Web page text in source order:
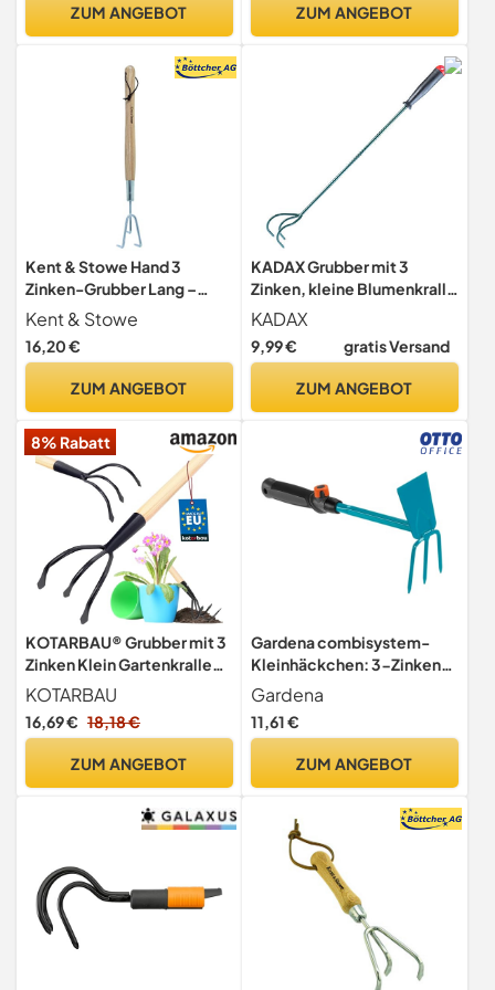
ZUM ANGEBOT
Ergonomischer Griff |
ZUM ANGEBOT
Kent & Stowe Hand 3
Zinken-Grubber Lang –
Garten-Grubber aus
Edelstahl, zum Aufbrechen
von Böden, mit Stiel aus
Kent & Stowe
16,20 €
ZUM ANGEBOT
KADAX Grubber mit 3
Zinken, kleine Blumenkralle
mit Stiel, Gartenzubehör
aus Metall, Gartenhacke
zum Lockern des Bodens,
Blumenharke (60cm)
KADAX
9,99 € gratis Versand
ZUM ANGEBOT
8% Rabatt
KOTARBAU® Grubber mit 3
Zinken Klein Gartenkralle
mit Holzgriff 41 cm Hand
Kultivator Handgrubber
Kleingrubber Handpflug
Blumenharke
KOTARBAU
16,69 € 18,18 €
ZUM ANGEBOT
Gardena combisystem-
Kleinhäckchen: 3-Zinken-
Doppelhacke zum
Lockern/Lüften und Jäten
des Bodens, Arbeitsbreite
Griff, Korrosionsschutz
Gardena
11,61 €
ZUM ANGEBOT